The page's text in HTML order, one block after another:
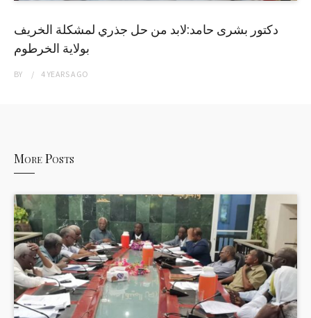
دكتور بشرى حامد:لابد من حل جذري لمشكلة الخريف
بولاية الخرطوم
BY 4 YEARSAGO
More Posts